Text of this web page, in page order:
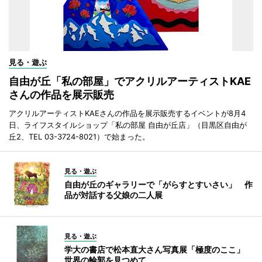
見る・遊ぶ
自由が丘「私の部屋」でアクリルアーティストKAE
さんの作品を展示販売
アクリルアーティストKAEさんの作品を展示販売するイベントが8月4
日、ライフスタイルショップ「私の部屋 自由が丘店」（目黒区自由が
丘2、TEL 03-3724-8021）で始まった。
見る・遊ぶ
自由が丘のギャラリーで「がらすとすいさい」 作
品が対話する父娘の二人展
見る・遊ぶ
学大の書店で松本直大さん写真展「極度のここ」
世界の輪郭を見つめて